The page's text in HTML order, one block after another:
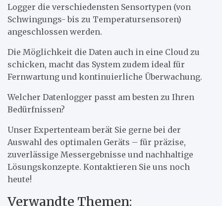
Logger die verschiedensten Sensortypen (von
Schwingungs- bis zu Temperatursensoren)
angeschlossen werden.
Die Möglichkeit die Daten auch in eine Cloud zu
schicken, macht das System zudem ideal für
Fernwartung und kontinuierliche Überwachung.
Welcher Datenlogger passt am besten zu Ihren
Bedürfnissen?
Unser Expertenteam berät Sie gerne bei der
Auswahl des optimalen Geräts – für präzise,
zuverlässige Messergebnisse und nachhaltige
Lösungskonzepte. Kontaktieren Sie uns noch
heute!
Verwandte Themen: